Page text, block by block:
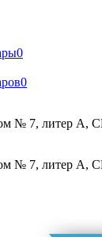
0
0
№ 7, литер А,
№ 7, литер А,